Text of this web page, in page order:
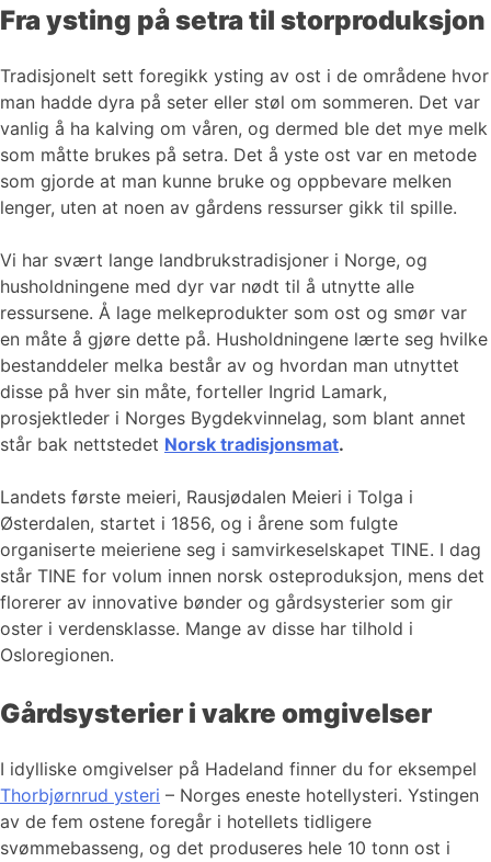
Fra ysting på setra til storproduksjon
Tradisjonelt sett foregikk ysting av ost i de områdene hvor
man hadde dyra på seter eller støl om sommeren. Det var
vanlig å ha kalving om våren, og dermed ble det mye melk
som måtte brukes på setra. Det å yste ost var en metode
som gjorde at man kunne bruke og oppbevare melken
lenger, uten at noen av gårdens ressurser gikk til spille.
Vi har svært lange landbrukstradisjoner i Norge, og
husholdningene med dyr var nødt til å utnytte alle
ressursene. Å lage melkeprodukter som ost og smør var
en måte å gjøre dette på. Husholdningene lærte seg hvilke
bestanddeler melka består av og hvordan man utnyttet
disse på hver sin måte, forteller Ingrid Lamark,
prosjektleder i Norges Bygdekvinnelag, som blant annet
står bak nettstedet Norsk tradisjonsmat.
Landets første meieri, Rausjødalen Meieri i Tolga i
Østerdalen, startet i 1856, og i årene som fulgte
organiserte meieriene seg i samvirkeselskapet TINE. I dag
står TINE for volum innen norsk osteproduksjon, mens det
florerer av innovative bønder og gårdsysterier som gir
oster i verdensklasse. Mange av disse har tilhold i
Osloregionen.
Gårdsysterier i vakre omgivelser
I idylliske omgivelser på Hadeland finner du for eksempel
Thorbjørnrud ysteri – Norges eneste hotellysteri. Ystingen
av de fem ostene foregår i hotellets tidligere
svømmebasseng, og det produseres hele 10 tonn ost i